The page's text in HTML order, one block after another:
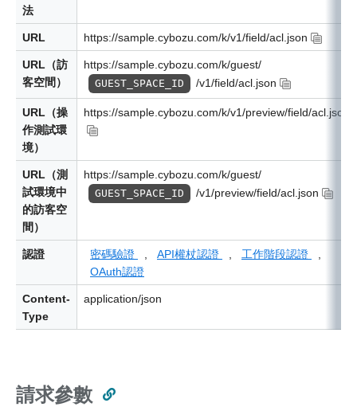
法
URL https://sample.cybozu.com/k/v1/field/acl.json
URL（訪
客空間）
https://sample.cybozu.com/k/guest/
GUEST_SPACE_ID /v1/field/acl.json
URL（操
作測試環
境）
https://sample.cybozu.com/k/v1/preview/field/acl.json
URL（測
試環境中
的訪客空
間）
https://sample.cybozu.com/k/guest/
GUEST_SPACE_ID /v1/preview/field/acl.json
認證 密碼驗證 API權杖認證 工作階段認證
OAuth認證
Content-
Type
application/json
請求參數